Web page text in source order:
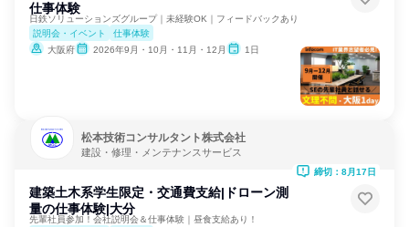
仕事体験
日鉄ソリューションズグループ｜未経験OK｜フィードバックあり
説明会・イベント
仕事体験
大阪府
2026年9月・10月・11月・12月 1日
松本技術コンサルタント株式会社
建設・修理・メンテナンスサービス
建築土木系学生限定・交通費支給|ドローン測
量の仕事体験|大分
先輩社員参加！会社説明会＆仕事体験｜昼食支給あり！
締切：8月17日